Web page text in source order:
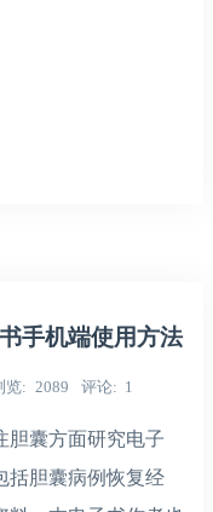
手机端使用方法
览 2089 评论 1
胆囊方面研究电子
括胆囊病例恢复经